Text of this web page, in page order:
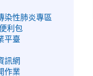
染性肺炎專區
利包
平臺
訊網
作業